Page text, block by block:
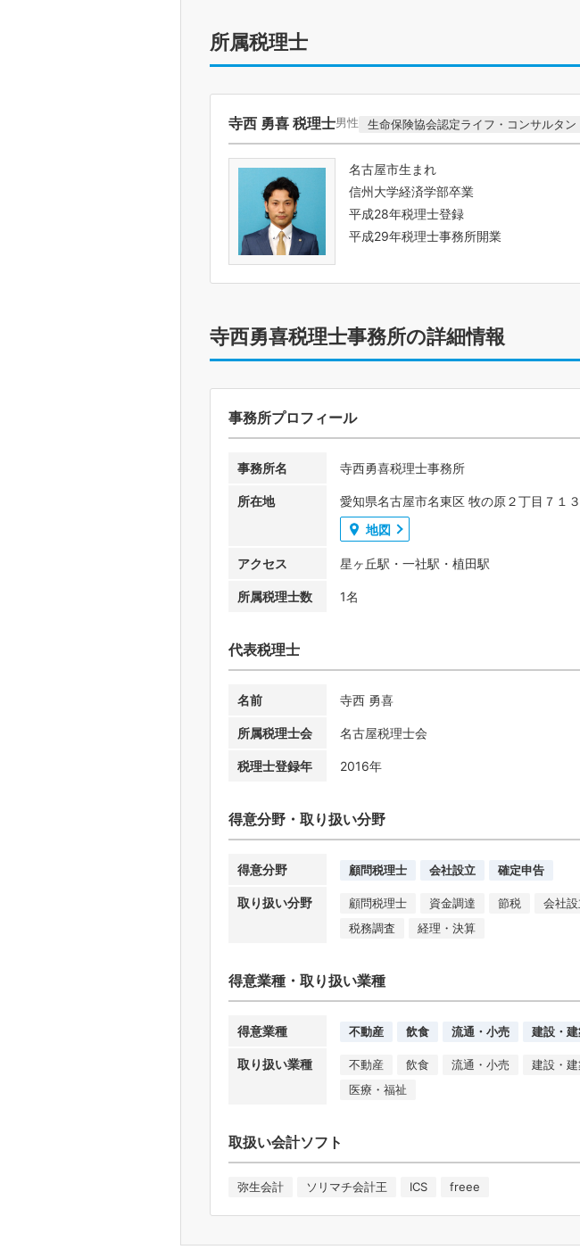
所属税理士
寺西 勇喜 税理士男性 生命保険協会認定ライフ・コンサルタン
名古屋市生まれ
信州大学経済学部卒業
平成28年税理士登録
平成29年税理士事務所開業
寺西勇喜税理士事務所の詳細情報
事務所プロフィール
事務所名 寺西勇喜税理士事務所
所在地
愛知県名古屋市名東区 牧の原２丁目７１３
地図
アクセス 星ヶ丘駅・一社駅・植田駅
所属税理士数 1名
代表税理士
名前 寺西 勇喜
所属税理士会 名古屋税理士会
税理士登録年 2016年
得意分野・取り扱い分野
得意分野 顧問税理士 会社設立 確定申告
取り扱い分野 顧問税理士 資金調達 節税 会社設
税務調査
経理・決算
得意業種・取り扱い業種
得意業種 不動産 飲食 流通・小売 建設・
取り扱い業種 不動産 飲食 流通・小売 建設・
医療・福祉
取扱い会計ソフト
弥生会計 ソリマチ会計王 ICS freee